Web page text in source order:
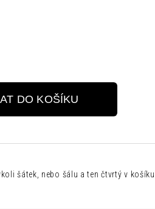
DO KOŠÍKU
šátek, nebo šálu a ten čtvrtý v